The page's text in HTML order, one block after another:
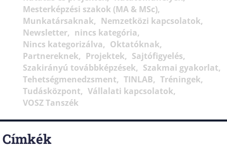
Mesterképzési szakok (MA & MSc)
Munkatársaknak
Nemzetközi kapcsolatok
Newsletter
nincs kategória
Nincs kategorizálva
Oktatóknak
Partnereknek
Projektek
Sajtófigyelés
Szakirányú továbbképzések
Szakmai gyakorlat
Tehetségmenedzsment
TINLAB
Tréningek
Tudásközpont
Vállalati kapcsolatok
VOSZ Tanszék
Címkék